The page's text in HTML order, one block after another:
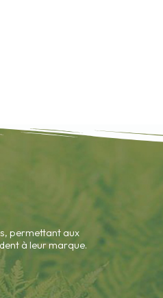
permettant aux
à leur marque.